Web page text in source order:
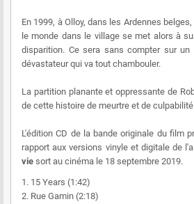
En 1999, à Olloy, dans les Ardennes
le monde dans le village se met alors à
disparition. Ce sera sans compter sur un
dévastateur qui va tout chambouler.
La partition planante et oppressante de
de cette histoire de meurtre et de
L'édition CD de la bande originale du film
rapport aux versions vinyle et digitale de
vie sort au cinéma le 18 septembre 2019.
1. 15 Years (1:42)
2. Rue Gamin (2:18)